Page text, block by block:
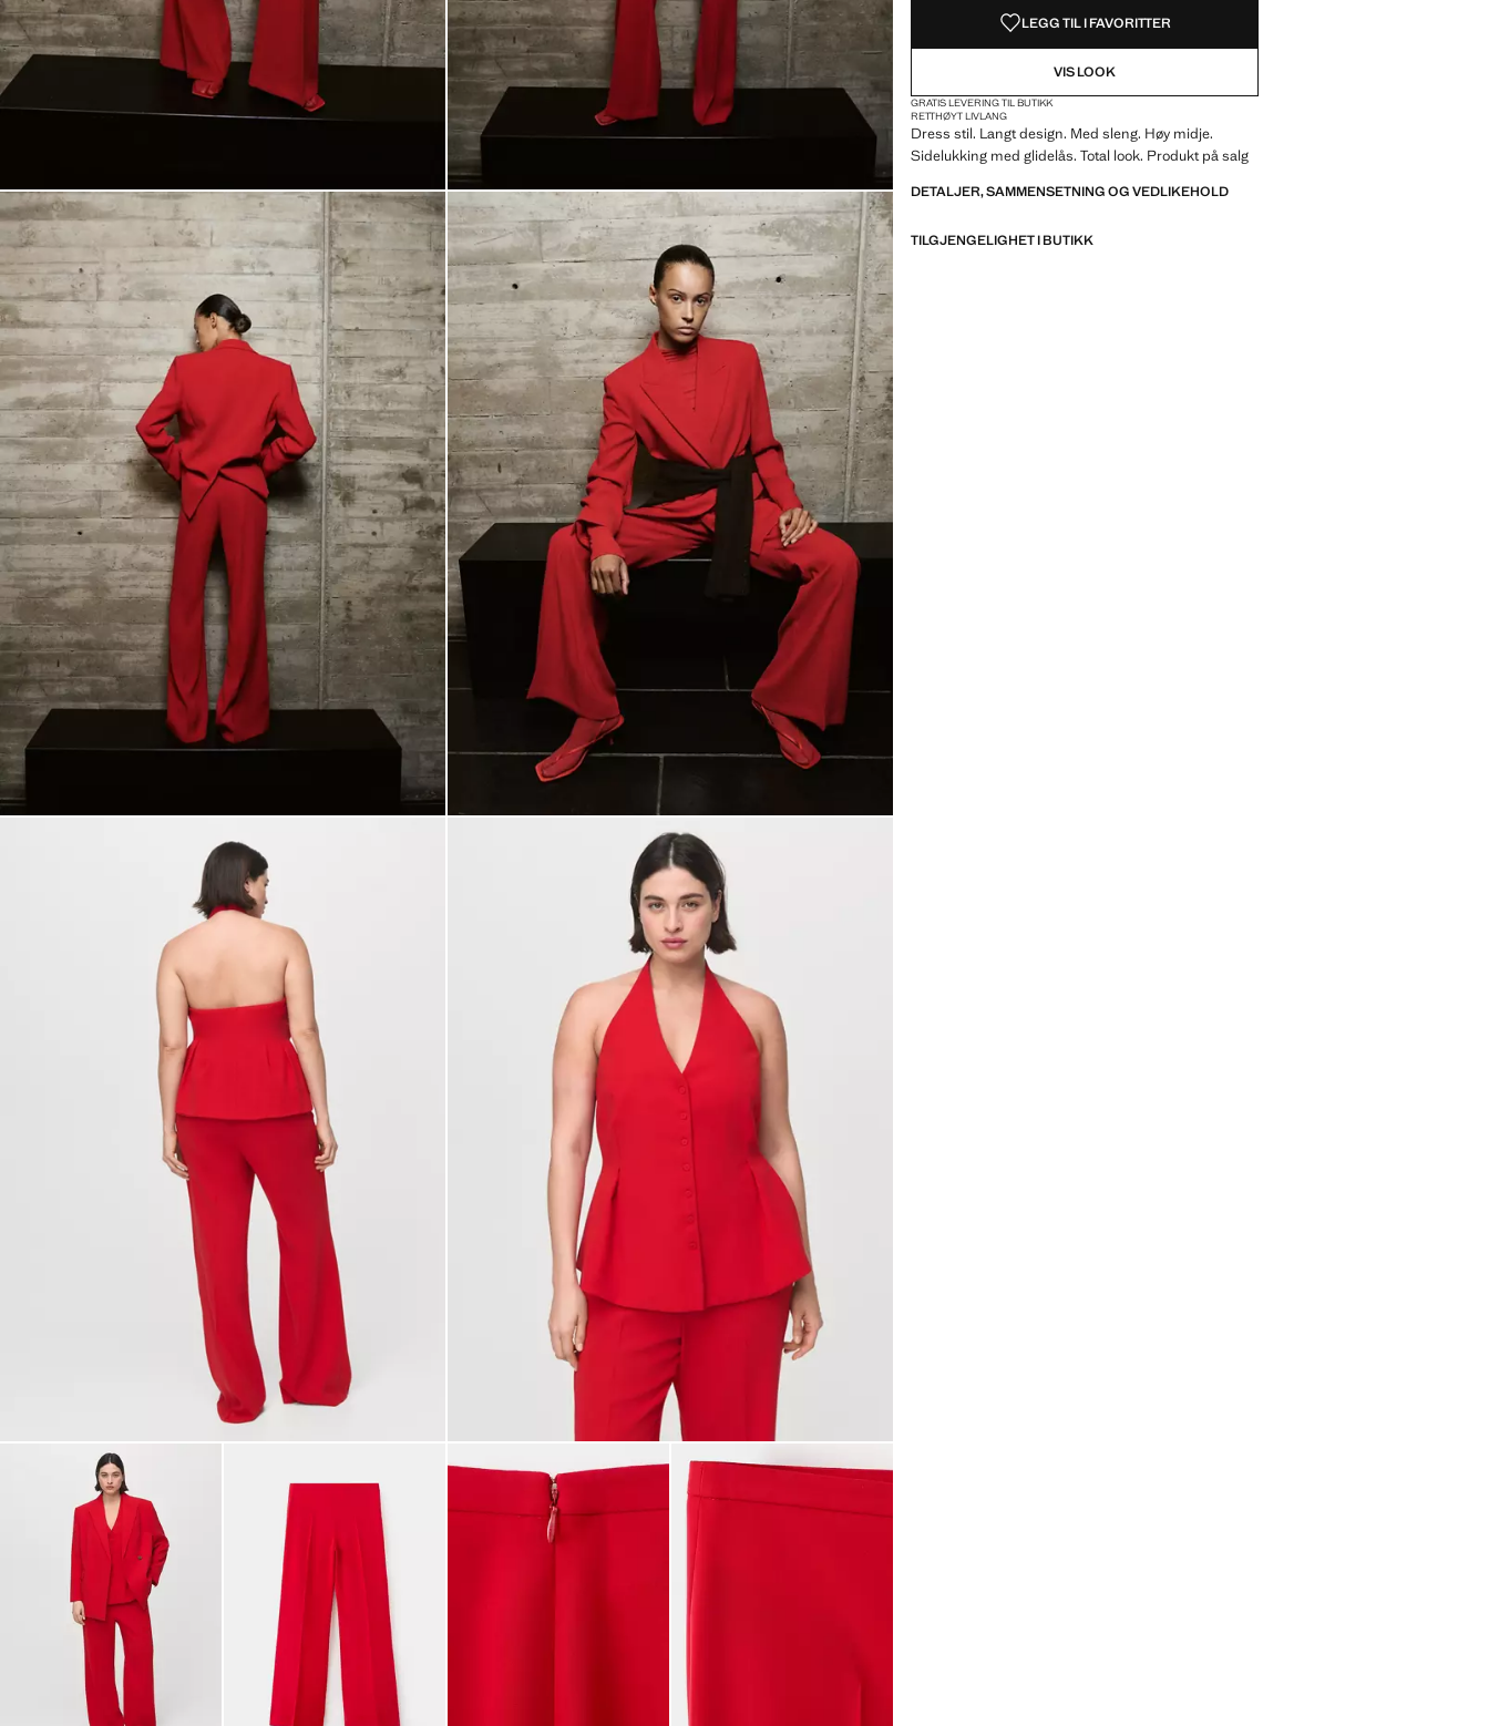
LEGG TIL I FAVORITTER
VIS LOOK
GRATIS LEVERING TIL BUTIKK
RETTHØYT LIVLANG
Dress stil. Langt design. Med sleng. Høy midje.
Sidelukking med glidelås. Total look. Produkt på salg
DETALJER, SAMMENSETNING OG VEDLIKEHOLD
TILGJENGELIGHET I BUTIKK